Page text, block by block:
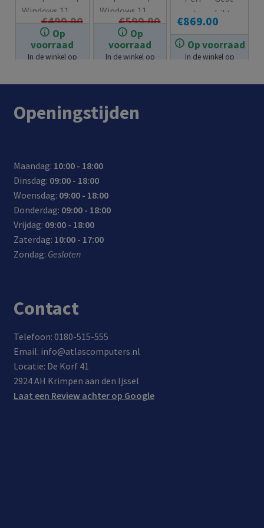
Op
voorraad
In de winkel op
€499.00
Oorspronkelijke
prijs
€469.00
Huidige
Windows 11
Stekker
Klaar
Op
voorraad
In de winkel op
€599.00
Oorspronkelijke
prijs
€549.00
Huidige
Windows 11
Stekker
Klaar
Op voorraad
In de winkel op
€869.00
ect
voor
het
bro
n op
hikt
om
film
s en
s te
Openingstijden
Maandag: 10:00 - 18:00
Dinsdag: 09:00 - 18:00
Woensdag: 09:00 - 18:00
Donderdag: 09:00 - 18:00
Vrijdag: 09:00 - 18:00
Zaterdag: 10:00 - 17:00
Zondag: Gesloten
Contact
Telefoon: 0180-515-555
Email: info@atlascomputers.nl
Locatie: De Korf 41
2924 AH Krimpen aan den Ijssel
Laat een Review achter op Google